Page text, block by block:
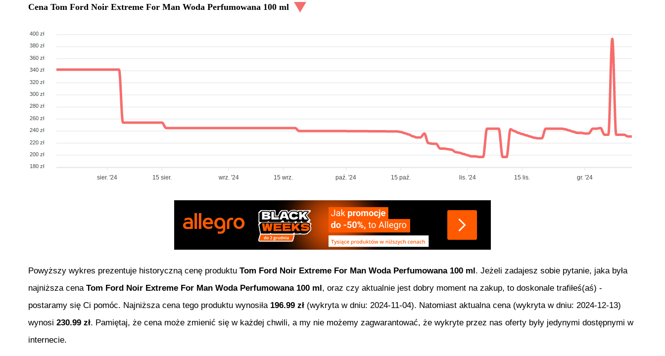
Cena Tom Ford Noir Extreme For Man Woda Perfumowana 100 ml
400 zł
380 zł
360 zł
340 zł
320 zł
300 zł
280 zł
260 zł
240 zł
220 zł
200 zł
180 zł
sier. '24 15 sier. wrz. '24 15 wrz. paź. '24 15 paź. lis. '24 15 lis. gr. '24
Powyższy wykres prezentuje historyczną cenę produktu Tom Ford Noir Extreme For Man Woda Perfumowana 100 ml . Jeżeli zadajesz sobie pytanie, jaka była
najniższa cena Tom Ford Noir Extreme For Man Woda Perfumowana 100 ml , oraz czy aktualnie jest dobry moment na zakup, to doskonale trafiłeś(aś) -
postaramy się Ci pomóc. Najniższa cena tego produktu wynosiła 196.99 zł (wykryta w dniu: 2024-11-04). Natomiast aktualna cena (wykryta w dniu: 2024-12-13)
wynosi 230.99 zł. Pamiętaj, że cena może zmienić się w każdej chwili, a my nie możemy zagwarantować, że wykryte przez nas oferty były jedynymi dostępnymi w
internecie.